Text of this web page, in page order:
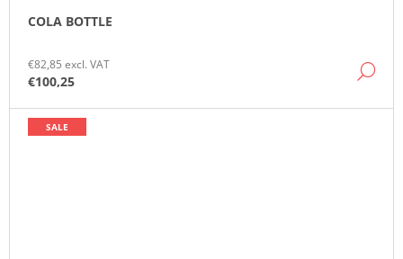
COLA BOTTLE
€82,85 excl. VAT
€100,25
SALE